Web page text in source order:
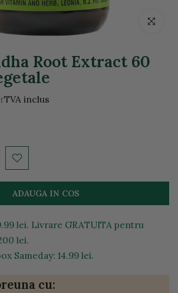
Click
Root Extract 60
TVA inclus
ADAUGA IN COS
lei. Livrare GRATUITA pentru
lei.
Sameday: 14.99 lei.
cu: